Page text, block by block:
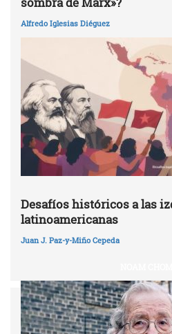
Alfredo Iglesias Diéguez
Desafíos históricos a las
latinoamericanas
Juan J. Paz-y-Miño Cepeda